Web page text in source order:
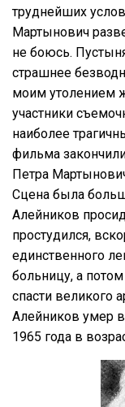
труднейших
Мартынович
не боюсь.
страшнее
моим утолением
участники
наиболее
фильма
Петра
Сцена была
Алейников
простудился,
единственного
больницу, а
спасти великого
Алейников умер
1965 года в